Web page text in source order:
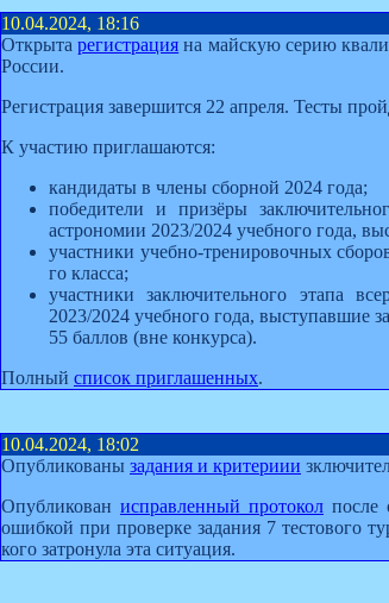
10.04.2024, 18:16
Открытарегистрация на майскую серию
России.
Регистрация завершится 22 апреля. Тесты
К участию приглашаются:
кандидаты в члены сборной 2024 года;
победители и призёры
астрономии 2023/2024 учебного года,
участники учебно-тренировочных
го класса;
участники заключительного этапа
2023/2024 учебного года, выступавшие
55 баллов (вне конкурса).
Полный список приглашенных.
10.04.2024, 18:02
Опубликованы задания и критериии
Опубликован исправленный протокол после
ошибкой при проверке задания 7 тестового
кого затронула эта ситуация.